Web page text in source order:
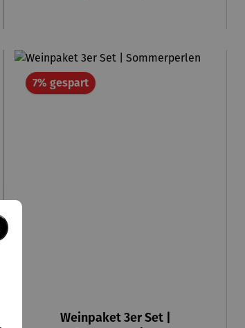
7% gespartRabatt
Weinpaket 3er Set |